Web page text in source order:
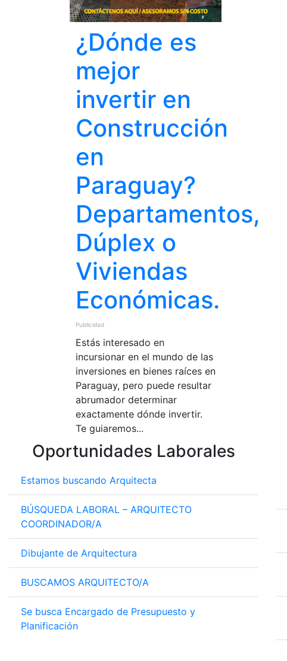
¿Dónde es
mejor
invertir en
Construcción
en
Paraguay?
Departamentos,
Dúplex o
Viviendas
Económicas.
Publicidad
Estás interesado en
incursionar en el mundo de las
inversiones en bienes raíces en
Paraguay, pero puede resultar
abrumador determinar
exactamente dónde invertir.
Te guiaremos...
Oportunidades Laborales
Estamos buscando Arquitecta
BÚSQUEDA LABORAL – ARQUITECTO
COORDINADOR/A
Dibujante de Arquitectura
BUSCAMOS ARQUITECTO/A
Se busca Encargado de Presupuesto y
Planificación